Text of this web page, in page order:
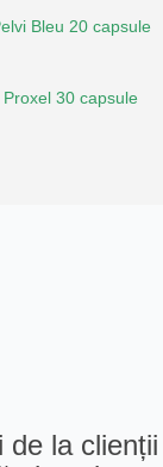
Bleu 20 capsule
Proxel 30 capsule
la